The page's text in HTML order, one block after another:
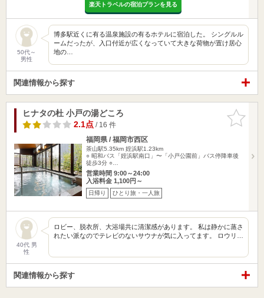
楽天トラベルの宿泊プランを見る
50代～
男性
博多駅近くに有る温泉施設の有るホテルに宿泊した。 シングルル
ームだったが、入口付近が広くなっていて大きな荷物が置け居心
地の…
関連情報から探す
お気に入
りに追加
ヒナタの杜 小戸の湯どころ
2.1点/ 16 件
福岡県 / 福岡市西区
茶山駅5.35km 姪浜駅1.23km
○ 昭和バス「姪浜駅南口」〜「小戸公園前」バス停降車後
徒歩3分 ○…
営業時間 9:00～24:00
入浴料金 1,100円～
日帰り ひとり旅・一人旅
40代 男
性
ロビー、脱衣所、大浴場共に清潔感があります。 私は静かに蒸さ
れたい派なのでテレビのないサウナが気に入ってます。 ロウリ…
関連情報から探す